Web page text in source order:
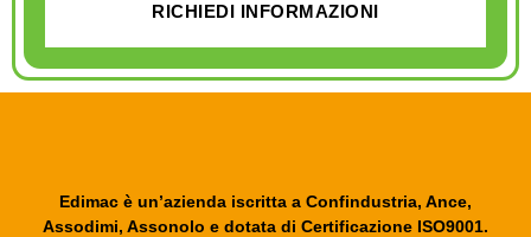
RICHIEDI INFORMAZIONI
Edimac è un’azienda iscritta a Confindustria, Ance,
Assodimi, Assonolo e dotata di Certificazione ISO9001.